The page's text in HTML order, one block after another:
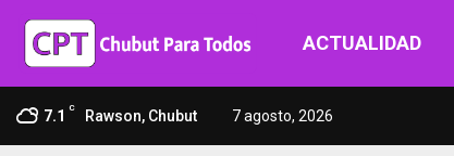
ACTUALIDAD
7.1 C Rawson, Chubut 7 agosto, 2026